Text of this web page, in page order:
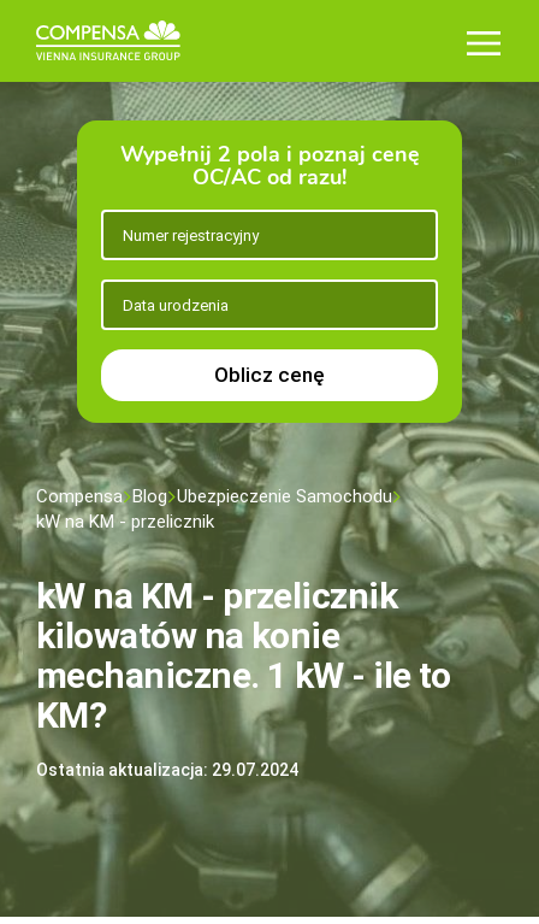
Wypełnij 2 pola i poznaj cenę
OC/AC od razu!
Oblicz cenę
Compensa Blog Ubezpieczenie Samochodu
kW na KM - przelicznik
kW na KM - przelicznik
kilowatów na konie
mechaniczne. 1 kW - ile to
KM?
Ostatnia aktualizacja: 29.07.2024